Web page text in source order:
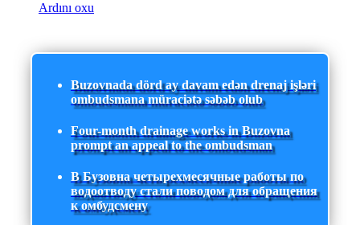
Ardını oxu
Buzovnada dörd ay davam edən drenaj işləri
ombudsmana müraciətə səbəb olub
Four-month drainage works in Buzovna
prompt an appeal to the ombudsman
В Бузовна четырехмесячные работы по
водоотводу стали поводом для обращения
к омбудсмену